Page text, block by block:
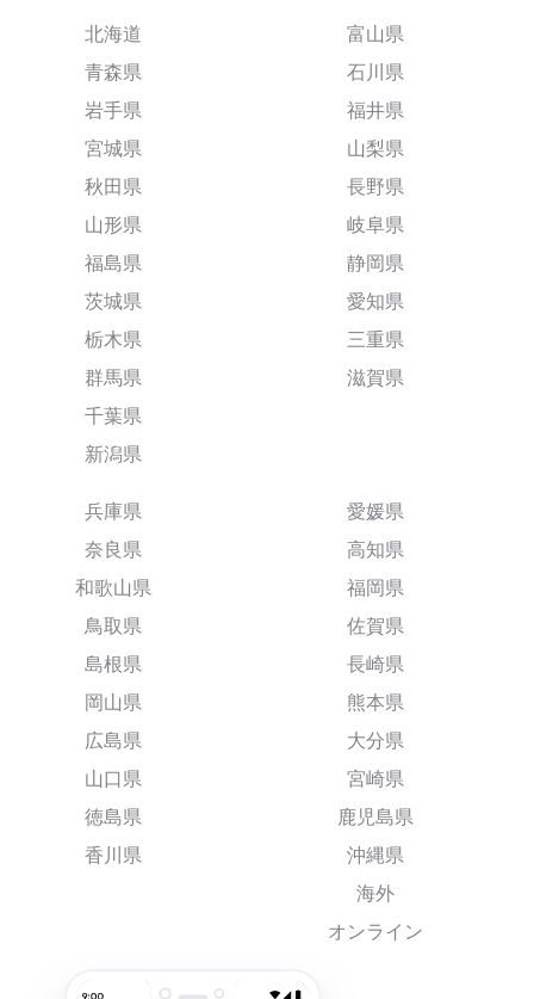
北海道
青森県
岩手県
宮城県
秋田県
山形県
福島県
茨城県
栃木県
群馬県
千葉県
新潟県
富山県
石川県
福井県
山梨県
長野県
岐阜県
静岡県
愛知県
三重県
滋賀県
兵庫県
奈良県
和歌山県
鳥取県
島根県
岡山県
広島県
山口県
徳島県
香川県
愛媛県
高知県
福岡県
佐賀県
長崎県
熊本県
大分県
宮崎県
鹿児島県
沖縄県
海外
オンライン